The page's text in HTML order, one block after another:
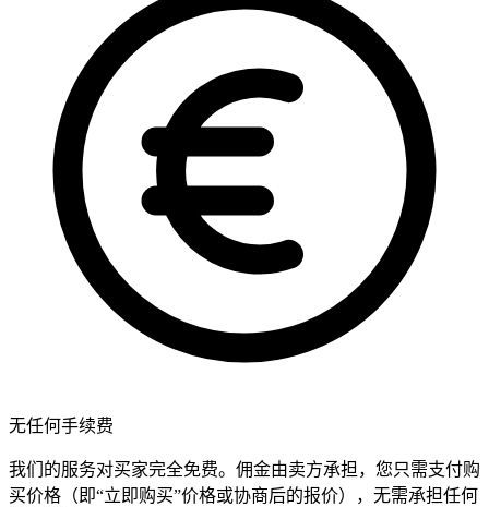
无任何手续费
我们的服务对买家完全免费。佣金由卖方承担，您只需支付购
买价格（即“立即购买”价格或协商后的报价），无需承担任何